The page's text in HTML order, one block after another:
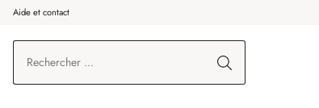
au contenu principal
Aller à la recherche
Aller à la navigation principale
Aide et contact